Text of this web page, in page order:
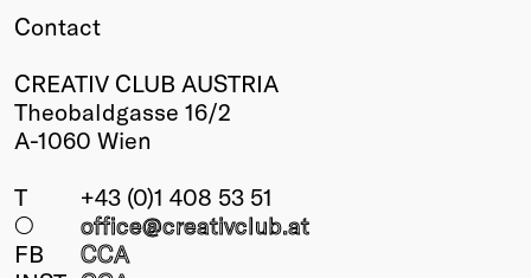
Contact
CREATIV CLUB AUSTRIA
Theobaldgasse 16/2
A-1060 Wien
T
+43 (0)1 408 53 51
○
office@creativclub.at
FB
CCA